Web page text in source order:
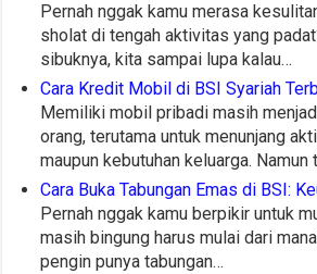
Pernah nggak kamu merasa
sholat di tengah aktivitas yang
sibuknya, kita sampai lupa kalau…
Cara Kredit Mobil di BSI Syariah
Memiliki mobil pribadi masih
orang, terutama untuk menunjang
maupun kebutuhan keluarga.
Cara Buka Tabungan Emas di BSI:
Pernah nggak kamu berpikir untuk
masih bingung harus mulai dari
pengin punya tabungan…